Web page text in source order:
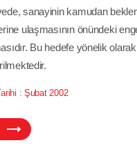
sanayinin kamudan
ulaşmasının önündeki
Bu hedefe yönelik
: Şubat 2002